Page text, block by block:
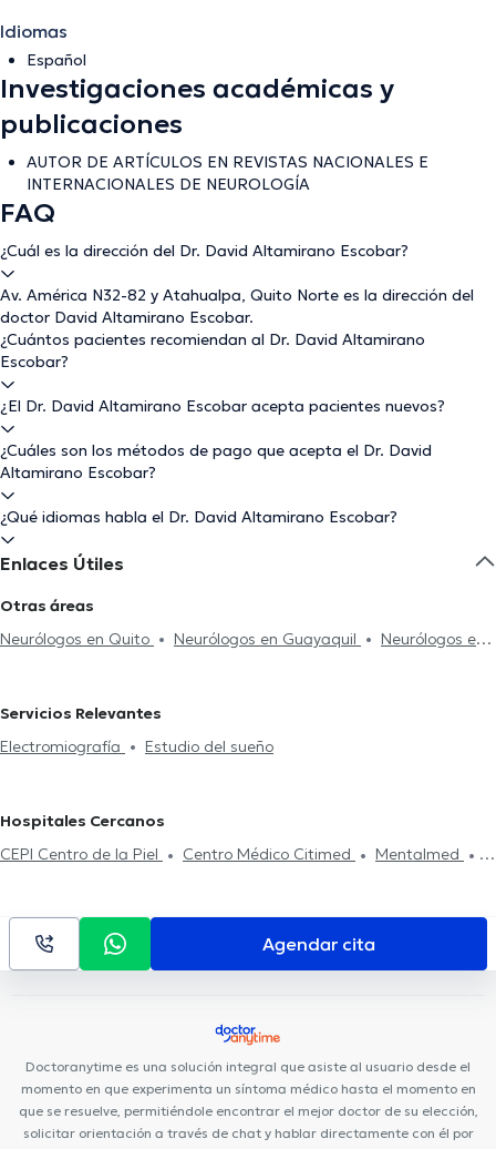
Idiomas
Español
Investigaciones académicas y
publicaciones
AUTOR DE ARTÍCULOS EN REVISTAS NACIONALES E
INTERNACIONALES DE NEUROLOGÍA
FAQ
¿Cuál es la dirección del Dr. David Altamirano Escobar?
Av. América N32-82 y Atahualpa, Quito Norte es la dirección del
doctor David Altamirano Escobar.
¿Cuántos pacientes recomiendan al Dr. David Altamirano
Escobar?
¿El Dr. David Altamirano Escobar acepta pacientes nuevos?
¿Cuáles son los métodos de pago que acepta el Dr. David
Altamirano Escobar?
¿Qué idiomas habla el Dr. David Altamirano Escobar?
Enlaces Útiles
Otras áreas
Neurólogos en Quito
Neurólogos en Guayaquil
Neurólogos en
Servicios Relevantes
Electromiografía
Estudio del sueño
Hospitales Cercanos
CEPI Centro de la Piel
Centro Médico Citimed
Mentalmed
Visión (Doctores Gabela)
Rogteam Dental Studio
Orthodentis
Clínica Sancho: Av. 6 de Diciembre
Smile District
Fortune Plaza Torre Alemania
Agendar cita
Doctoranytime es una solución integral que asiste al usuario desde el
momento en que experimenta un síntoma médico hasta el momento en
que se resuelve, permitiéndole encontrar el mejor doctor de su elección,
solicitar orientación a través de chat y hablar directamente con él por